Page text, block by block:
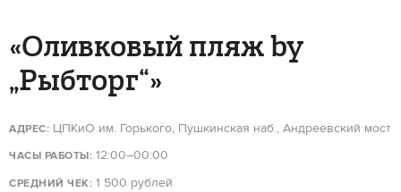
«Оливковый пляж by
„Рыбторг“»
АДРЕС: ЦПКиО им. Горького, Пушкинская наб., Андреевский мост
ЧАСЫ РАБОТЫ: 12:00–00:00
СРЕДНИЙ ЧЕК: 1 500 рублей